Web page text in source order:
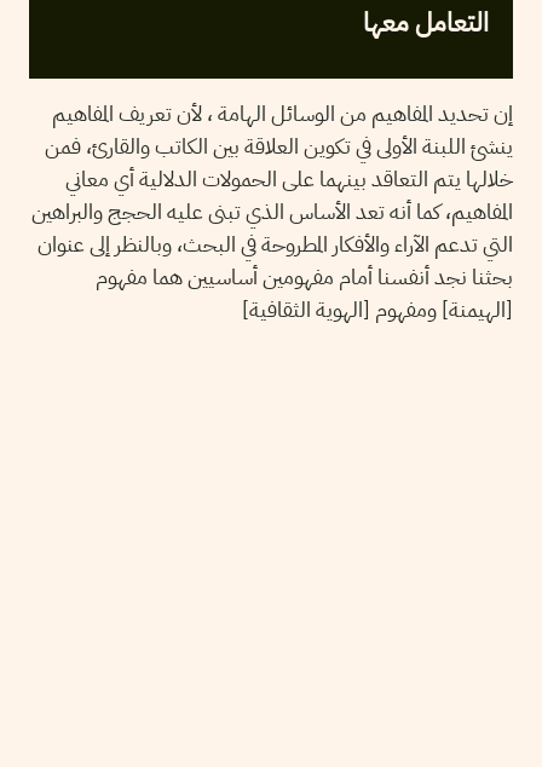
التعامل معها
إن تحديد المفاهيم من الوسائل الهامة ، لأن تعريف المفاهيم
ينشئ اللبنة الأولى في تكوين العلاقة بين الكاتب والقارئ، فمن
خلالها يتم التعاقد بينهما على الحمولات الدلالية أي معاني
المفاهيم، كما أنه تعد الأساس الذي تبنى عليه الحجج والبراهين
التي تدعم الآراء والأفكار المطروحة في البحث، وبالنظر إلى عنوان
بحثنا نجد أنفسنا أمام مفهومين أساسيين هما مفهوم
[الهيمنة] ومفهوم [الهوية الثقافية]